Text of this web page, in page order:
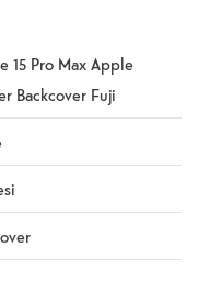
15 Pro Max Apple
Backcover Fuji